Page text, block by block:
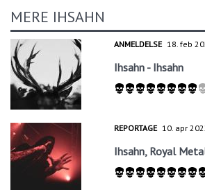
MERE IHSAHN
ANMELDELSE 18. feb
Ihsahn - Ihsahn
REPORTAGE 10. apr
Ihsahn, Royal